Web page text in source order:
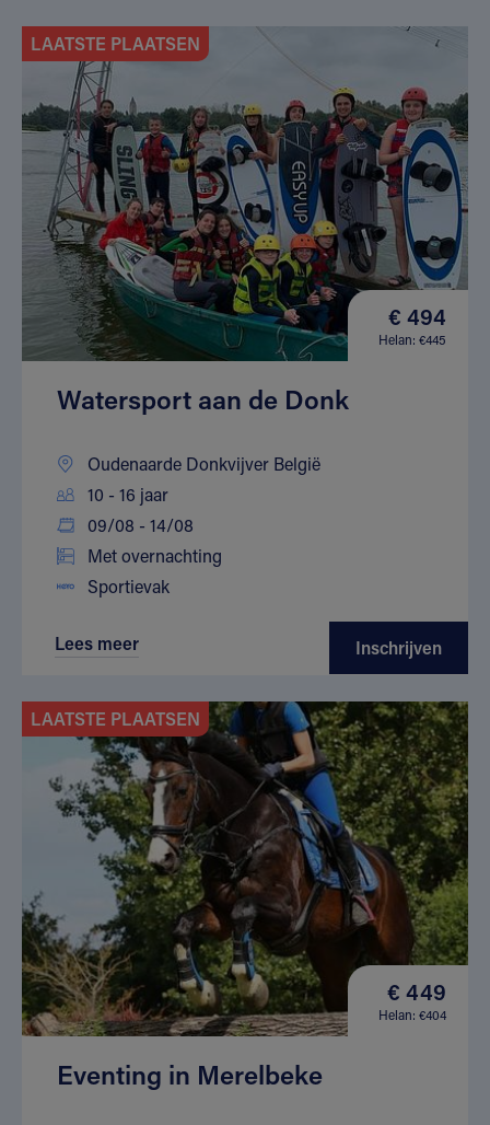
LAATSTE PLAATSEN
€ 494
Helan: €445
Watersport aan de Donk
Oudenaarde Donkvijver België
10 - 16 jaar
09/08 - 14/08
Met overnachting
Sportievak
Lees meer Inschrijven
LAATSTE PLAATSEN
€ 449
Helan: €404
Eventing in Merelbeke